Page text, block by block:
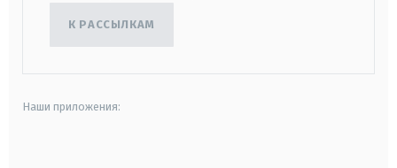
К РАССЫЛКАМ
Наши приложения: